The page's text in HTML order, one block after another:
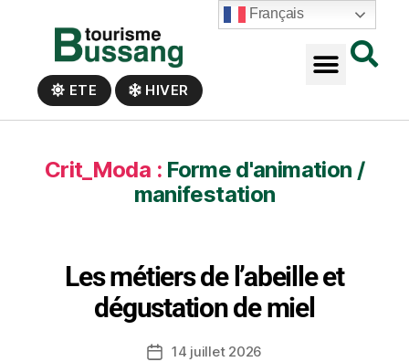
ETE HIVER
Crit_Moda : Forme d'animation /
manifestation
Les métiers de l’abeille et
dégustation de miel
14 juillet 2026
Français
Panneau de gestion des cookies